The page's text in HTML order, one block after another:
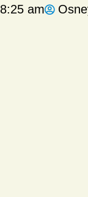
8:25 am